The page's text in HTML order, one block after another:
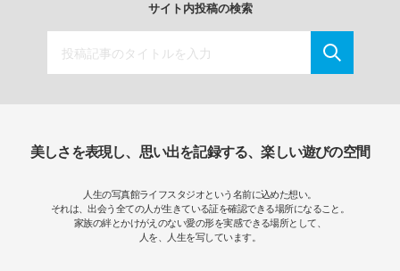
サイト内投稿の検索
美しさを表現し、思い出を記録する、楽しい遊びの空間
人生の写真館ライフスタジオという名前に込めた想い。
それは、出会う全ての人が生きている証を確認できる場所になること。
家族の絆とかけがえのない愛の形を実感できる場所として、
人を、人生を写しています。